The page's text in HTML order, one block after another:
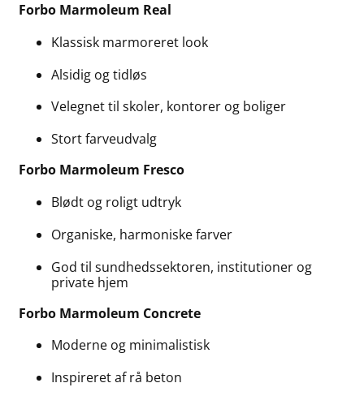
Forbo Marmoleum Real
Klassisk marmoreret look
Alsidig og tidløs
Velegnet til skoler, kontorer og boliger
Stort farveudvalg
Forbo Marmoleum Fresco
Blødt og roligt udtryk
Organiske, harmoniske farver
God til sundhedssektoren, institutioner og
private hjem
Forbo Marmoleum Concrete
Moderne og minimalistisk
Inspireret af rå beton